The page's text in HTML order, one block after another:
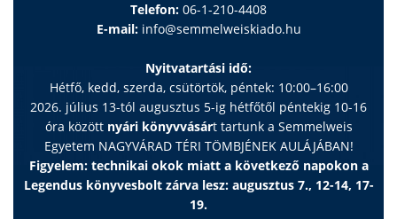
Telefon: 06-1-210-4408
E-mail: info@semmelweiskiado.hu
Nyitvatartási idő:
Hétfő, kedd, szerda, csütörtök, péntek: 10:00–16:00
2026. július 13-tól augusztus 5-ig hétfőtől péntekig 10-16
óra között nyári könyvvásárt tartunk a Semmelweis
Egyetem NAGYVÁRAD TÉRI TÖMBJÉNEK AULÁJÁBAN!
Figyelem: technikai okok miatt a következő napokon a
Legendus könyvesbolt zárva lesz: augusztus 7., 12-14, 17-
19.